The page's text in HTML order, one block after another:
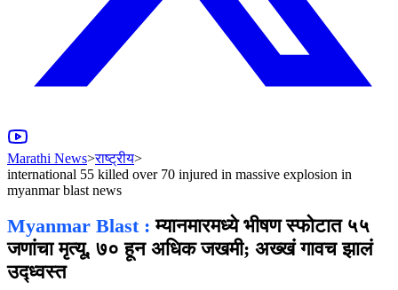
Marathi News>राष्ट्रीय>
international 55 killed over 70 injured in massive explosion in
myanmar blast news
Myanmar Blast : म्यानमारमध्ये भीषण स्फोटात ५५
जणांचा मृत्यू, ७० हून अधिक जखमी; अख्खं गावच झालं
उद्ध्वस्त